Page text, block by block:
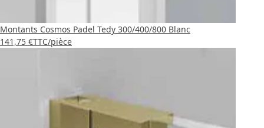
Montants Cosmos Padel Tedy 300/400/800 Blanc
141,75 €TTC/pièce